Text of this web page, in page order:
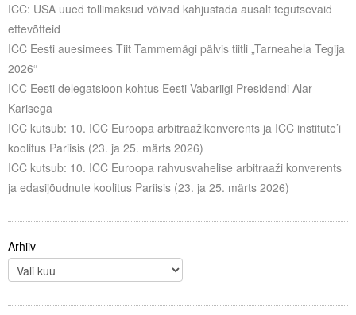
ICC: USA uued tollimaksud võivad kahjustada ausalt tegutsevaid
ettevõtteid
ICC Eesti auesimees Tiit Tammemägi pälvis tiitli „Tarneahela Tegija
2026“
ICC Eesti delegatsioon kohtus Eesti Vabariigi Presidendi Alar
Karisega
ICC kutsub: 10. ICC Euroopa arbitraažikonverents ja ICC institute’i
koolitus Pariisis (23. ja 25. märts 2026)
ICC kutsub: 10. ICC Euroopa rahvusvahelise arbitraaži konverents
ja edasijõudnute koolitus Pariisis (23. ja 25. märts 2026)
Arhiiv